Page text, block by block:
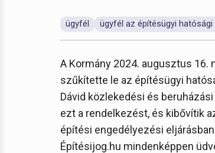
ügyfél ügyfél az építésügyi hatósági
A Kormány 2024. augusztus 16.
szűkítette le az építésügyi
Dávid közlekedési és
ezt a rendelkezést, és kibővítik
építési engedélyezési
Építésijog.hu mindenképpen